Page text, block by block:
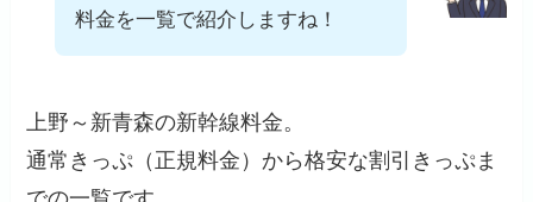
料金を一覧で紹介しますね！
上野～新青森の新幹線料金。
通常きっぷ（正規料金）から格安な割引きっぷま